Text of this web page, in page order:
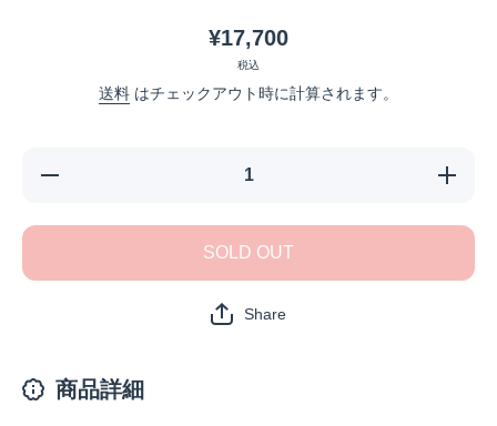
¥17,700
税込
送料 はチェックアウト時に計算されます。
《整備済・
PGM1.9U3-
らす
《整備
やす
SOLD OUT
Share
商品詳細